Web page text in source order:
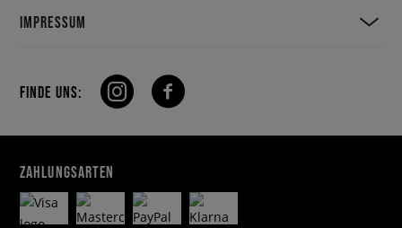
IMPRESSUM
FINDE UNS:
ZAHLUNGSARTEN